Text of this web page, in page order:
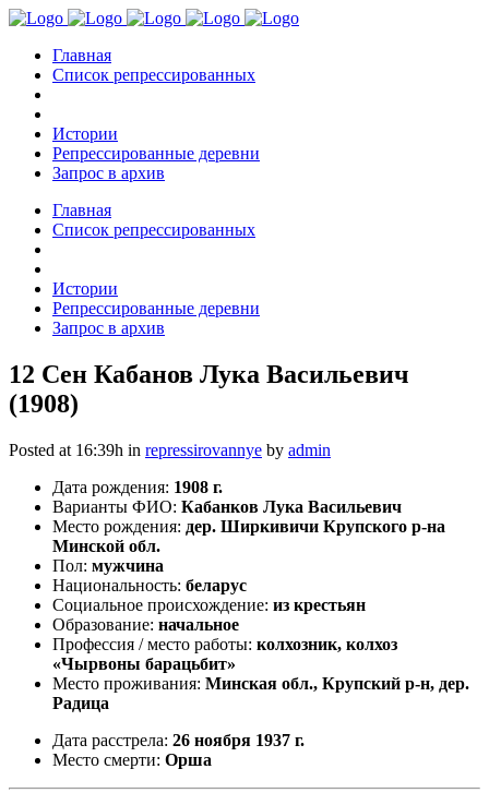
Главная
Список репрессированных
Истории
Репрессированные деревни
Запрос в архив
Главная
Список репрессированных
Истории
Репрессированные деревни
Запрос в архив
12 Сен Кабанов Лука Васильевич
(1908)
Posted at 16:39h in repressirovannye by admin
Дата рождения: 1908 г.
Варианты ФИО: Кабанков Лука Васильевич
Место рождения: дер. Ширкивичи Крупского р-на
Минской обл.
Пол: мужчина
Национальность: беларус
Социальное происхождение: из крестьян
Образование: начальное
Профессия / место работы: колхозник, колхоз
«Чырвоны барацьбит»
Место проживания: Минская обл., Крупский р-н, дер.
Радица
Дата расстрела: 26 ноября 1937 г.
Место смерти: Орша